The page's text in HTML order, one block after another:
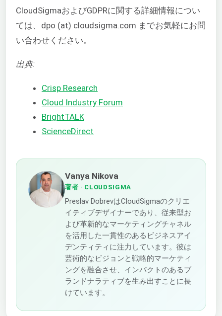
CloudSigmaおよびGDPRに関する詳細情報につい
ては、dpo (at) cloudsigma.com までお気軽にお問
い合わせください。
出典:
Crisp Research
Cloud Industry Forum
BrightTALK
ScienceDirect
Vanya Nikova
著者 · CLOUDSIGMA
Preslav DobrevはCloudSigmaのクリエ
イティブデザイナーであり、従来型お
よび革新的なマーケティングチャネル
を活用した一貫性のあるビジネスアイ
デンティティに注力しています。彼は
芸術的なビジョンと戦略的マーケティ
ングを融合させ、インパクトのあるブ
ランドナラティブを生み出すことに長
けています。